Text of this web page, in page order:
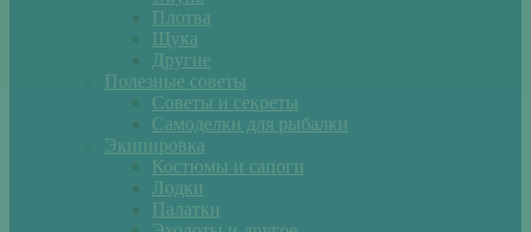
Плотва
Щука
Другие
Полезные советы
Советы и секреты
Самоделки для рыбалки
Экипировка
Костюмы и сапоги
Лодки
Палатки